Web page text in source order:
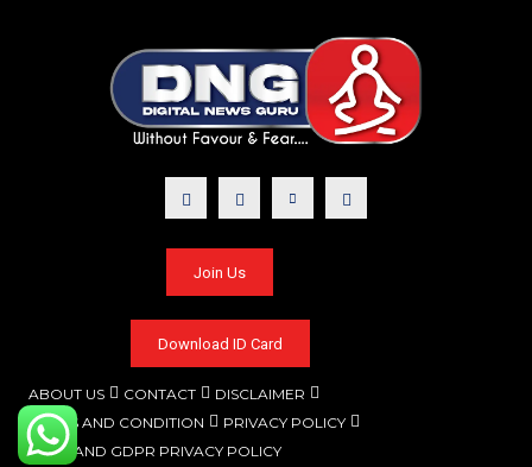
Join Us
Download ID Card
ABOUT US CONTACT
DISCLAIMER
TERMS AND CONDITION
PRIVACY POLICY
CCPA AND GDPR PRIVACY POLICY